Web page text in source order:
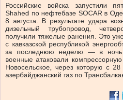
Российские войска запустили
Shahed по нефтебазе SOCAR в
8 августа. В результате удара
дизельный трубопровод,
получили тяжелые ранения. Это
с кавказской республикой
за последнюю неделю — в ночь
военные атаковали
Новосельское, через которую с
азербайджанский газ по